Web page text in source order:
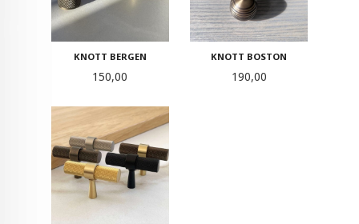
KNOTT BERGEN
Pris
150,00
KNOTT BOSTON
Pris
190,00